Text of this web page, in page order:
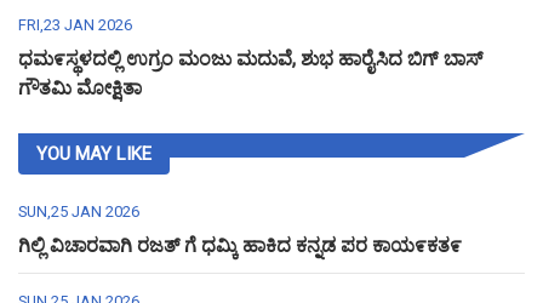
FRI,23 JAN 2026
ಧಮ೯ಸ್ಥಳದಲ್ಲಿ ಉಗ್ರಂ ಮಂಜು ಮದುವೆ, ಶುಭ ಹಾರೈಸಿದ ಬಿಗ್ ಬಾಸ್
ಗೌತಮಿ ಮೋಕ್ಷಿತಾ
YOU MAY LIKE
SUN,25 JAN 2026
ಗಿಲ್ಲಿ ವಿಚಾರವಾಗಿ ರಜತ್ ಗೆ ಧಮ್ಕಿ ಹಾಕಿದ ಕನ್ನಡ ಪರ ಕಾಯ೯ಕತ೯